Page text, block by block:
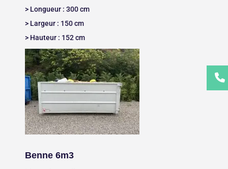
> Longueur : 300 cm
> Largeur : 150 cm
> Hauteur : 152 cm
Benne 6m3